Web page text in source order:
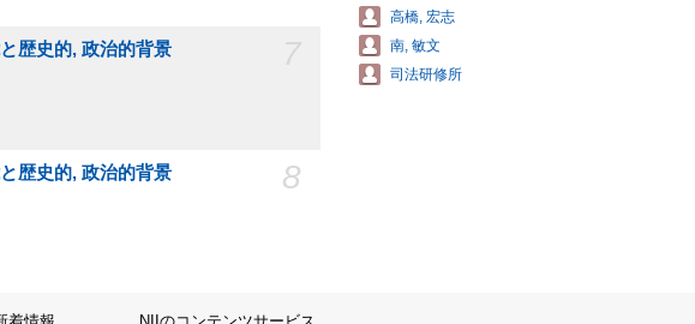
歴史的, 政治的背景
8
歴史的, 政治的背景
高橋, 宏志
南, 敏文
司法研修所